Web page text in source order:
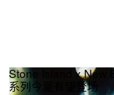
Stone Island x New
系列今夏有望登场